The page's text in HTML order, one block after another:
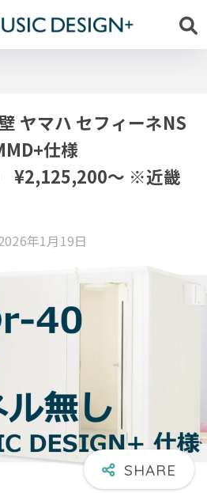
ヤマハ セフィーネNS
仕様
¥2,125,200～ ※近畿
年1月19日